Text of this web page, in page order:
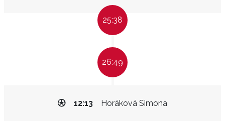
25:38
26:49
Horáková Simona
12:13